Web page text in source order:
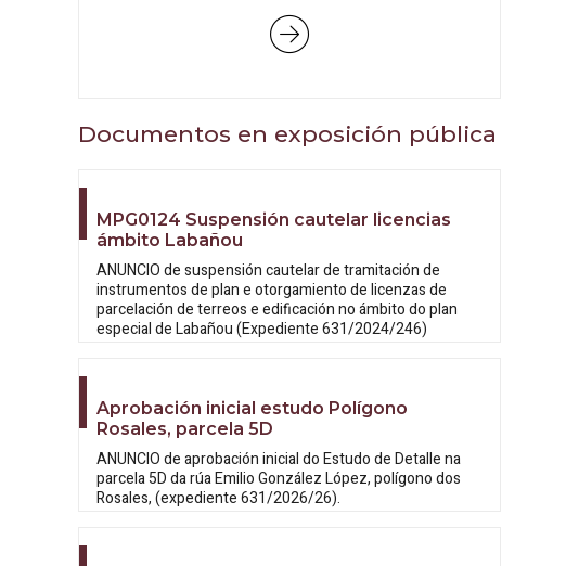
Documentos en exposición pública
MPG0124 Suspensión cautelar licencias
ámbito Labañou
ANUNCIO de suspensión cautelar de tramitación de
instrumentos de plan e otorgamiento de licenzas de
parcelación de terreos e edificación no ámbito do plan
especial de Labañou (Expediente 631/2024/246)
Aprobación inicial estudo Polígono
Rosales, parcela 5D
ANUNCIO de aprobación inicial do Estudode Detalle na
parcela 5D da rúa Emilio González López, polígono dos
Rosales, (expediente 631/2026/26).